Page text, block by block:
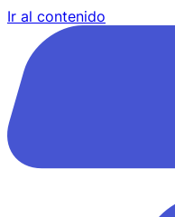
Ir al contenido